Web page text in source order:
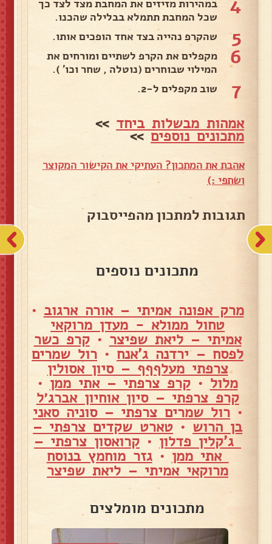
במהירות מזיזים את המחבת מצד לצד כך
שכל המחבת תתמלא בבלילה שהכנו.
5 שהקרפ נהייה בצד אחד הופכים אותו.
6
מקפלים את הקרפ לשתיים ומורחים את
המילוי שבוחרים (נוטלה , שחר וכו' ).
7 שוב מקפלים ל-2.
אמהות מבשלות ביחד >>
מתכונים נוספים>>
אהבת את המתכון? העתיקי את הקישור המקוצר
ושתפי :)
תגובות למתכון מהפייסבוק
מתכונים נוספים
מרק אפונה אמיתי – אורה ארגוב •
טחול ממולא - מעדן מרוקאי
אמיתי – ליאת שפיצר •קרפ כשר
לפסח – ירדנה ג'אנח • רול שמרים
צרפתי מעלףףף – סיון אסולין
מלול •קרפ צרפתי – אתי ממן •
קרפ צרפתי – סיון אוחיון אברג׳ל
• רול שמרים צרפתי – סוניה סאני
בן הרוש • טארט שקדים צרפתי –
ג'קלין פדלון • קרואסון צרפתי –
אתי ממן •גזר מוחמץ בנוסח
מרוקאי אמיתי – ליאת שפיצר
מתכונים מומלצים